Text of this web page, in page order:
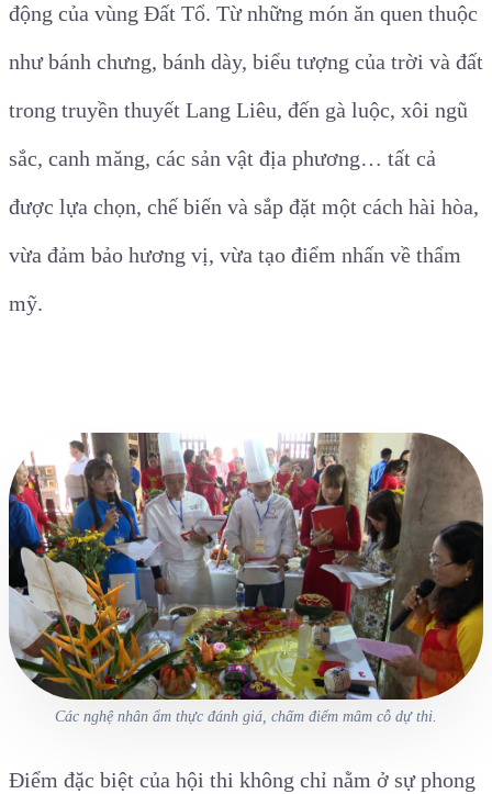
động của vùng Đất Tổ. Từ những món ăn quen thuộc
như bánh chưng, bánh dày, biểu tượng của trời và đất
trong truyền thuyết Lang Liêu, đến gà luộc, xôi ngũ
sắc, canh măng, các sản vật địa phương… tất cả
được lựa chọn, chế biến và sắp đặt một cách hài hòa,
vừa đảm bảo hương vị, vừa tạo điểm nhấn về thẩm
mỹ.
Các nghệ nhân ẩm thực đánh giá, chấm điểm mâm cỗ dự thi.
Điểm đặc biệt của hội thi không chỉ nằm ở sự phong